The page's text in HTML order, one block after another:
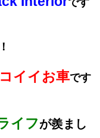
です
イイお車です
イフが羨まし